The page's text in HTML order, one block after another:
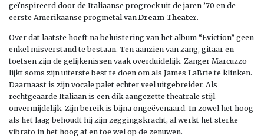
geïnspireerd door de Italiaanse progrock uit de jaren ’70 en de
eerste Amerikaanse progmetal van Dream Theater.
Over dat laatste hoeft na beluistering van het album “Eviction” geen
enkel misverstand te bestaan. Ten aanzien van zang, gitaar en
toetsen zijn de gelijkenissen vaak overduidelijk. Zanger Marcuzzo
lijkt soms zijn uiterste best te doen om als James LaBrie te klinken.
Daarnaast is zijn vocale palet echter veel uitgebreider. Als
rechtgeaarde Italiaan is een dik aangezette theatrale stijl
onvermijdelijk. Zijn bereik is bijna ongeëvenaard. In zowel het hoog
als het laag behoudt hij zijn zeggingskracht, al werkt het sterke
vibrato in het hoog af en toe wel op de zenuwen.